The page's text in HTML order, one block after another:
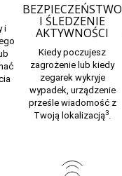
i
BEZPIECZEŃSTWO
I ŚLEDZENIE
AKTYWNOŚCI
Kiedy poczujesz
zagrożenie lub kiedy
zegarek wykryje
wypadek, urządzenie
prześle wiadomość z
Twoją lokalizacją3